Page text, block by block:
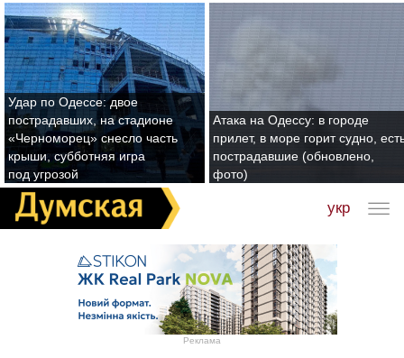
Удар по Одессе: двое
пострадавших, на стадионе
«Черноморец» снесло часть
крыши, субботняя игра
под угрозой
Атака на Одессу: в городе
прилет, в море горит судно,
пострадавшие (обновлено,
фото)
укр
Реклама